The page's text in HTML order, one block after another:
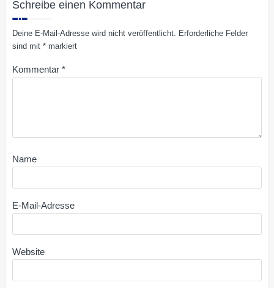
Schreibe einen Kommentar
Deine E-Mail-Adresse wird nicht veröffentlicht. Erforderliche Felder
sind mit * markiert
Kommentar *
Name
E-Mail-Adresse
Website